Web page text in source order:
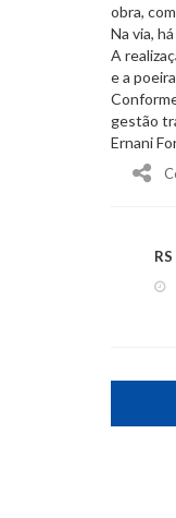
obra,
Na via,
A
e a
gestão
Ernani